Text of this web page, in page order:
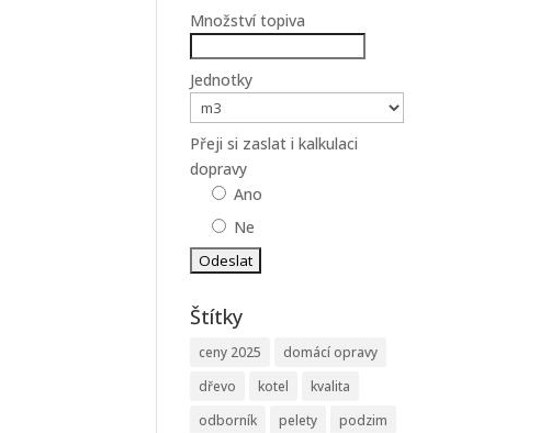
Množství topiva
Jednotky
Přeji si zaslat i kalkulaci
dopravy
Ano
Ne
Štítky
ceny 2025
domácí opravy
dřevo
kotel
kvalita
odborník
pelety
podzim